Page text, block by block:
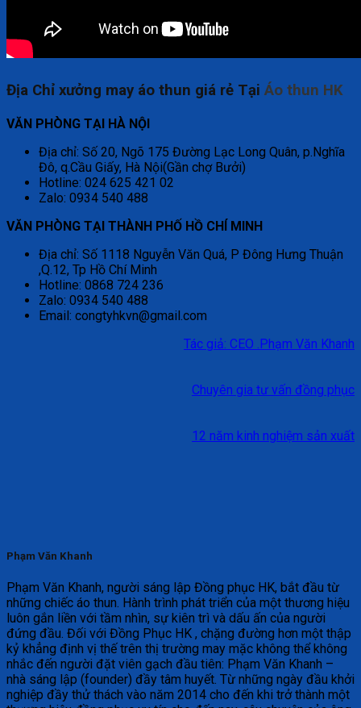
Địa Chỉ xưởng may áo thun giá rẻ Tại Áo thun HK
VĂN PHÒNG TẠI HÀ NỘI
Địa chỉ: Số 20, Ngõ 175 Đường Lạc Long Quân, p.Nghĩa
Đô, q.Cầu Giấy, Hà Nội(Gần chợ Bưởi)
Hotline: 024 625 421 02
Zalo: 0934 540 488
VĂN PHÒNG TẠI THÀNH PHỐ HỒ CHÍ MINH
Địa chỉ: Số 1118 Nguyễn Văn Quá, P Đông Hưng Thuận
,Q.12, Tp Hồ Chí Minh
Hotline: 0868 724 236
Zalo: 0934 540 488
Email: congtyhkvn@gmail.com
Tác giả: CEO .Phạm Văn Khanh
Chuyên gia tư vấn đồng phục
12 năm kinh nghiệm sản xuất
Phạm Văn Khanh
Phạm Văn Khanh, người sáng lập Đồng phục HK, bắt đầu từ
những chiếc áo thun. Hành trình phát triển của một thương hiệu
luôn gắn liền với tầm nhìn, sự kiên trì và dấu ấn của người
đứng đầu. Đối với Đồng Phục HK , chặng đường hơn một thập
kỷ khẳng định vị thế trên thị trường may mặc không thể không
nhắc đến người đặt viên gạch đầu tiên: Phạm Văn Khanh –
nhà sáng lập (founder) đầy tâm huyết. Từ những ngày đầu khởi
nghiệp đầy thử thách vào năm 2014 cho đến khi trở thành một